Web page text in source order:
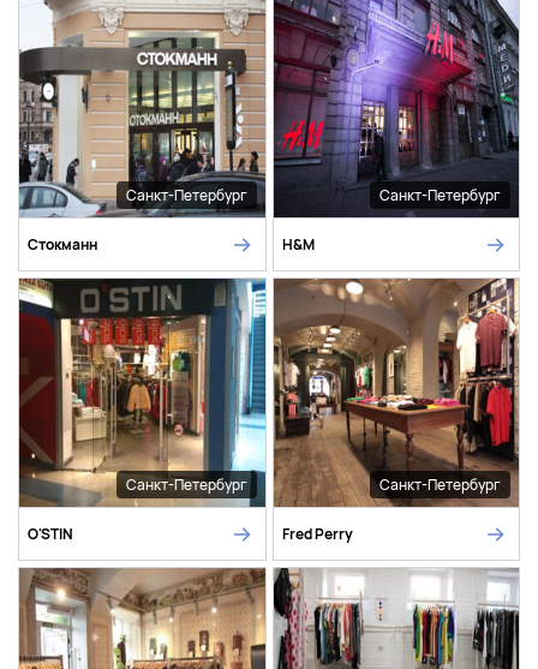
Санкт-Петербург
Стокманн
Санкт-Петербург
H&M
Санкт-Петербург
O'STIN
Санкт-Петербург
Fred Perry